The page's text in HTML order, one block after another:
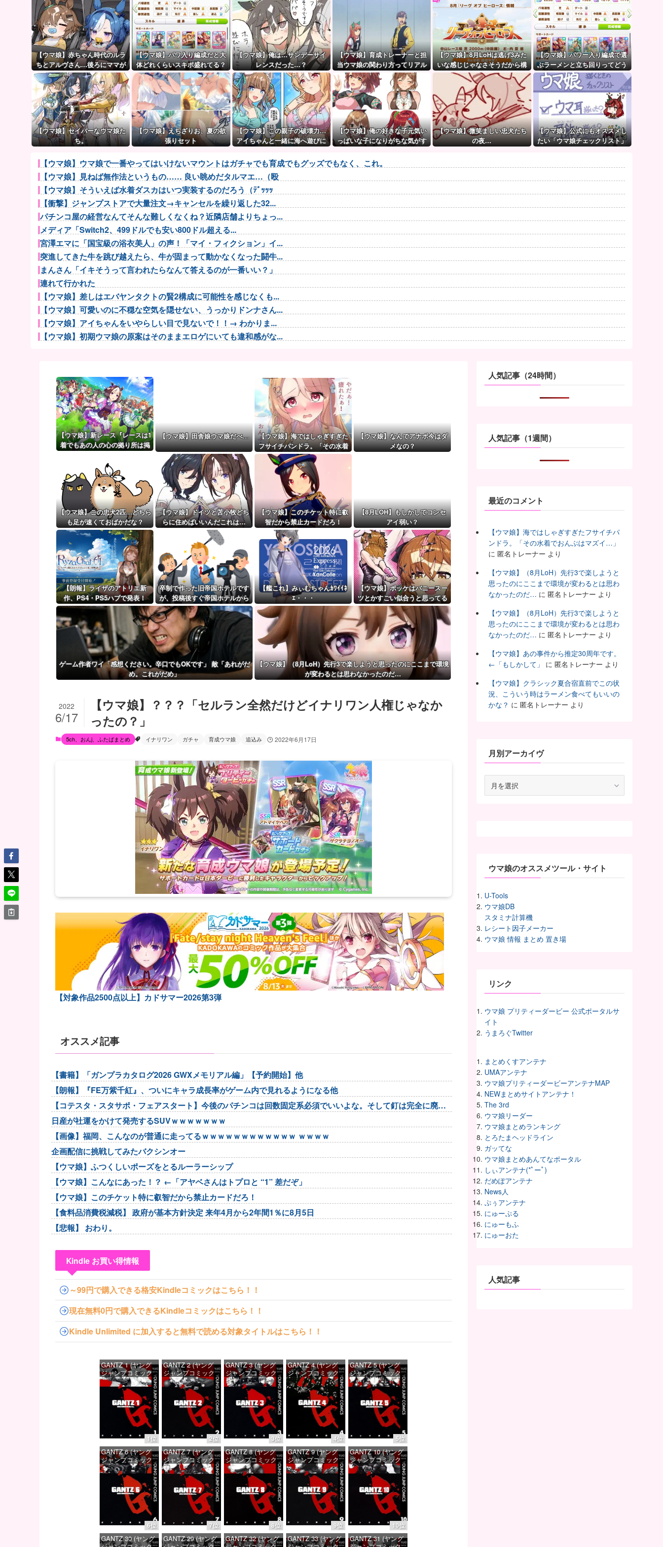
【ウマ娘】赤ちゃん時代のルラ
ちとアルヴさん…後ろにママが
見えるな？
【ウマ娘】パワ入り編成だと大
体どれくらいスキポ盛れてる？
【ウマ娘】俺は…サンデーサイ
レンスだった…？
【ウマ娘】育成トレーナーと担
当ウマ娘の関わり方ってリアル
だと想像つきにくいよね。
【ウマ娘】8月LoHは逃げ3みた
いな感じじゃなさそうだから構
成迷うよね。
【ウマ娘】パワー入り編成で選
ぶラーメンと立ち回りってどう
するべきなの？
【ウマ娘】セイバーなウマ娘た
ち。
【ウマ娘】えちざりお、夏の欲
張りセット
【ウマ娘】この親子の破壊力…
アイちゃんと一緒に海へ遊びに
【ウマ娘】俺の好きな子元気い
っぱいな子になりがちな気がす
ろ…」
【ウマ娘】微笑ましい忠犬たち
の夜…
【ウマ娘】公式にもオススメし
たい「ウマ娘チェックリスト」
【ウマ娘】ウマ娘で一番やってはいけないマウントはガチャでも育成でもグッズでもなく、これ。
【ウマ娘】見ねば無作法というもの…… 良い眺めだタルマエ…（殴
【ウマ娘】そういえば水着ダスカはいつ実装するのだろう（ﾃﾞｯｯｯ
【衝撃】ジャンプストアで大量注文→キャンセルを繰り返した32...
パチンコ屋の経営なんてそんな難しくなくね？近隣店舗よりちょっ...
メディア「Switch2、499ドルでも安い800ドル超える...
宮澤エマに「国宝級の浴衣美人」の声！「マイ・フィクション」イ...
突進してきた牛を跳び越えたら、牛が固まって動かなくなった闘牛...
まんさん「イキそうって言われたらなんて答えるのが一番いい？」
連れて行かれた
【ウマ娘】差しはエバヤンタクトの賢2構成に可能性を感じなくも...
【ウマ娘】可愛いのに不穏な空気を隠せない、うっかりドンナさん...
【ウマ娘】アイちゃんをいやらしい目で見ないで！！→ わかりま...
【ウマ娘】初期ウマ娘の原案はそのままエロゲにいても違和感がな...
結局おまえらが求める『RPGの理想の主人公』って一体どういう...
【パ順位】鷹========猫-公=====檻-/==鴎==...
妊婦の田中みな実が背中横乳出した大胆露出衣装で登場
【ポケモンGO】リモート交換って 大半が交換レート合わせない...
【太鼓の達人】(26/08/01)楽曲が追加！ 追加楽曲に「...
ポーランド軍、衛生部隊と民間医療従事者が参加した戦場医療訓練...
【ウマ娘】（審議）無凸ブーケと完凸シャカール、中距離先行編成...
【ウマ娘】覚醒Lv6、7の解放が今後2か月置きに実装予定！第...
【ウマ娘】新レース『レースは1
着でもあの人の心の拠り所は掲
【ウマ娘】田舎娘ウマ娘だべ…
【ウマ娘】海ではしゃぎすぎた
フサイチパンドラ。「その水着
でおんぶはマズイ…」
【ウマ娘】なんでアナボ今はダ
メなの？
【ウマ娘】この忠犬2匹…どちら
も足が速くておばかだな？
【ウマ娘】ドイツと苫小牧どち
らに住めばいいんだこれは…
【ウマ娘】このチケット特に叡
智だから禁止カードだろ！
【8月LOH】もしかしてコンセ
アイ弱い？
【朗報】ライザのアトリエ新
作、PS4・PS5ハブで発表！
卒制で作った旧帝国ホテルです
が、投稿後すぐ帝国ホテルから
連絡があり・・・・・
【艦これ】みぃむちゃんｶﾜｲｲﾈ
ｴ・・・
【ウマ娘】ポッケはバニースー
ツとかすごい似合うと思ってる
ゲーム作者ワイ「感想ください。辛口でもOKです」 敵「あれがだ
め。これがだめ」
【ウマ娘】（8月LoH）先行3で楽しようと思ったのにここまで環境
が変わるとは思わなかったのだ…
【ウマ娘】？？？「セルラン全然だけどイナリワン人権じゃなか
ったの？」
2022
6/17
5ch、おんj、ふたばまとめ イナリワン ガチャ 育成ウマ娘 追込み 2022年6月17日
【対象作品2500点以上】カドサマー2026第3弾
オススメ記事
【書籍】「ガンプラカタログ2026 GWXメモリアル編」【予約開始】他
【朗報】『FE万紫千紅』、ついにキャラ成長率がゲーム内で見れるようになる他
【コテスタ・スタサポ・フェアスタート】今後のパチンコは回数固定系必須でいいよな。そして釘は完全に廃止
するべき
日産が社運をかけて発売するSUVｗｗｗｗｗｗｗ
【画像】福岡、こんなのが普通に走ってるｗｗｗｗｗｗｗｗｗｗｗｗ ｗｗｗｗ
企画配信に挑戦してみたバクシンオー
【ウマ娘】ふつくしいポーズをとるルーラーシップ
【ウマ娘】こんなにあった！？ ←「アヤベさんはトプロと “1” 差だぞ」
【ウマ娘】このチケット特に叡智だから禁止カードだろ！
【食料品消費税減税】 政府が基本方針決定 来年4月から2年間1％に8月5日
【悲報】 おわり。
Kindle お買い得情報
～99円で購入できる格安Kindleコミックはこちら！！
現在無料0円で購入できるKindleコミックはこちら！！
Kindle Unlimited に加入すると無料で読める対象タイトルはこちら！！
1位
GANTZ 1 (ヤング
ジャンプコミック
スDIGITAL)
価格：¥100
2位
GANTZ 2 (ヤング
ジャンプコミック
スDIGITAL)
価格：¥100
3位
GANTZ 3 (ヤング
ジャンプコミック
スDIGITAL)
価格：¥100
4位
GANTZ 4 (ヤング
ジャンプコミック
スDIGITAL)
価格：¥100
5位
GANTZ 5 (ヤング
ジャンプコミック
スDIGITAL)
価格：¥100
6位
GANTZ 6 (ヤング
ジャンプコミック
スDIGITAL)
価格：¥100
7位
GANTZ 7 (ヤング
ジャンプコミック
スDIGITAL)
価格：¥100
8位
GANTZ 8 (ヤング
ジャンプコミック
スDIGITAL)
価格：¥100
9位
GANTZ 9 (ヤング
ジャンプコミック
スDIGITAL)
価格：¥100
10位
GANTZ 10 (ヤング
ジャンプコミック
スDIGITAL)
価格：¥100
GANTZ 30 (ヤング
GANTZ 29 (ヤング
GANTZ 32 (ヤング
GANTZ 33 (ヤング
GANTZ 31 (ヤング
人気記事（24時間）
人気記事（1週間）
最近のコメント
【ウマ娘】海ではしゃぎすぎたフサイチパ
ンドラ。「その水着でおんぶはマズイ…」
に 匿名トレーナー より
【ウマ娘】（8月LoH）先行3で楽しようと
思ったのにここまで環境が変わるとは思わ
なかったのだ… に 匿名トレーナー より
【ウマ娘】（8月LoH）先行3で楽しようと
思ったのにここまで環境が変わるとは思わ
なかったのだ… に 匿名トレーナー より
【ウマ娘】あの事件から推定30周年です。
←「もしかして」
に 匿名トレーナー より
【ウマ娘】クラシック夏合宿直前でこの状
況、こういう時はラーメン食べてもいいの
かな？ に 匿名トレーナー より
月別アーカイヴ
ウマ娘のオススメツール・サイト
U-Tools
ウマ娘DB
スタミナ計算機
レシート因子メーカー
ウマ娘 情報 まとめ 置き場
リンク
ウマ娘 プリティーダービー 公式ポータルサ
イト
うまろぐTwitter
まとめくすアンテナ
UMAアンテナ
ウマ娘プリティーダービーアンテナMAP
NEWまとめサイトアンテナ！
The 3rd
ウマ娘リーダー
ウマ娘まとめランキング
とろたまヘッドライン
ガッてな
ウマ娘まとめあんてなポータル
しぃアンテナ(*ﾟーﾟ)
だめぽアンテナ
News人
ぷぅアンテナ
にゅーぷる
にゅーもふ
にゅーおた
人気記事